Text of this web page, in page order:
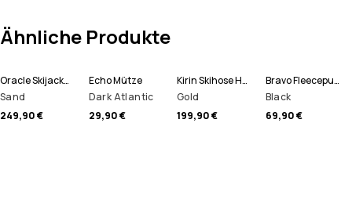
Ähnliche Produkte
Oracle Skijacke Herren
Sand
249,90 €
Echo Mütze
Dark Atlantic
29,90 €
Kirin Skihose Herren
Gold
199,90 €
Bravo Fleecepullover Herren
Black
69,90 €